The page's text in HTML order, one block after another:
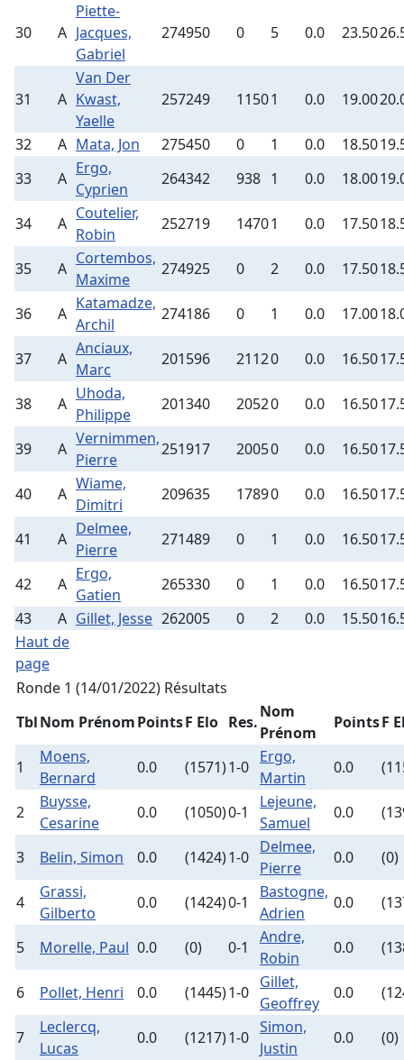
30 A
Piette-
Jacques,
Gabriel
274950 0 5 0.0 23.50
31 A
Van Der
Kwast,
Yaelle
257249 11501 0.0 19.00
32 A Mata, Jon 275450 0 1 0.0 18.50
33
A
Ergo,
Cyprien
264342 938 1 0.0 18.00
34 A
Coutelier,
Robin
252719 14701 0.0 17.50
35 A
Cortembos,
Maxime
274925 0 2 0.0 17.50
36 A
Katamadze,
Archil
274186 0 1 0.0 17.00
37 A
Anciaux,
Marc
201596 21120 0.0 16.50
38 A
Uhoda,
Philippe
201340 20520 0.0 16.50
39 A
Vernimmen,
Pierre
251917 20050 0.0 16.50
40 A
Wiame,
Dimitri
209635 17890 0.0 16.50
41 A
Delmee,
Pierre
271489 0 1 0.0 16.50
42 A
Ergo,
Gatien
265330 0 1 0.0 16.50
43
A Gillet, Jesse 262005 0 2 0.0 15.50
Haut de
page
Ronde 1 (14/01/2022) Résultats
TblNom PrénomPointsF Elo Res.
Nom
Prénom
PointsF
1
Moens,
Bernard
0.0 (1571)1-0
Ergo,
Martin
0.0
2
Buysse,
Cesarine
0.0 (1050)0-1
Lejeune,
Samuel
0.0
3 Belin, Simon 0.0 (1424)1-0
Delmee,
Pierre
0.0 (0)
4
Grassi,
Gilberto
0.0 (1424)0-1
Bastogne,
Adrien
0.0
5 Morelle, Paul 0.0 (0) 0-1
Andre,
Robin
0.0
6 Pollet, Henri 0.0 (1445)1-0
Gillet,
Geoffrey
0.0
7
Leclercq,
Lucas
0.0 (1217)1-0
Simon,
Justin
0.0 (0)